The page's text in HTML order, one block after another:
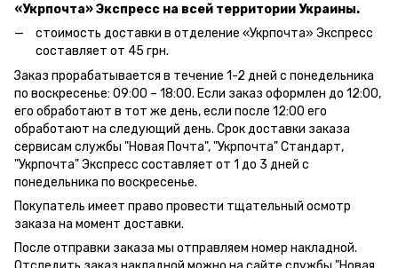
«Укрпочта» Экспресс на всей территории Украины.
стоимость доставки в отделение «Укрпочта» Экспресс
составляет от 45 грн.
Заказ прорабатывается в течение 1-2 дней с понедельника
по воскресенье: 09:00 – 18:00. Если заказ оформлен до 12:00,
его обработают в тот же день, если после 12:00 его
обработают на следующий день. Срок доставки заказа
сервисам службы "Новая Почта", "Укрпочта" Стандарт,
"Укрпочта" Экспресс составляет от 1 до 3 дней с
понедельника по воскресенье.
Покупатель имеет право провести тщательный осмотр
заказа на момент доставки.
После отправки заказа мы отправляем номер накладной.